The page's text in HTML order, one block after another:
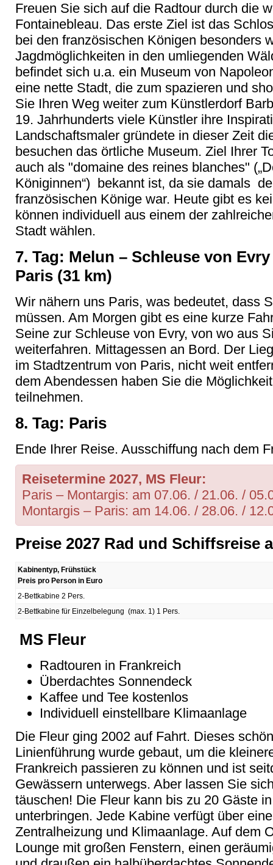
Freuen Sie sich auf die Radtour durch die
Fontainebleau. Das erste Ziel ist das
bei den französischen Königen besonders
Jagdmöglichkeiten in den umliegenden
befindet sich u.a. ein Museum von
eine nette Stadt, die zum spazieren und
Sie Ihren Weg weiter zum Künstlerdorf
19. Jahrhunderts viele Künstler ihre
Landschaftsmaler gründete in dieser Zeit
besuchen das örtliche Museum. Ziel Ihrer
auch als "domaine des reines blanches"
Königinnen“) bekannt ist, da sie damals
französischen Könige war. Heute gibt es
können individuell aus einem der
Stadt wählen.
7. Tag: Melun – Schleuse von
Paris (31 km)
Wir nähern uns Paris, was bedeutet, dass
müssen. Am Morgen gibt es eine kurze
Seine zur Schleuse von Evry, von wo aus
weiterfahren. Mittagessen an Bord. Der
im Stadtzentrum von Paris, nicht weit
dem Abendessen haben Sie die
teilnehmen.
8. Tag: Paris
Ende Ihrer Reise. Ausschiffung nach dem
Reisetermine 2027, MS Fleur:
Paris – Montargis: am 07.06. / 21.06. /
Montargis – Paris: am 14.06. / 28.06. /
Preise 2027 Rad und Schiffsreise
Kabinentyp, Frühstück
Preis pro Person in Euro
2-Bettkabine 2 Pers.
2-Bettkabine für Einzelbelegung (max. 1) 1 Pers.
MS Fleur
Radtouren in Frankreich
Überdachtes Sonnendeck
Kaffee und Tee kostenlos
Individuell einstellbare Klimaanlage
Die Fleur ging 2002 auf Fahrt. Dieses
Linienführung wurde gebaut, um die
Frankreich passieren zu können und ist
Gewässern unterwegs. Aber lassen Sie
täuschen! Die Fleur kann bis zu 20 Gäste
unterbringen. Jede Kabine verfügt über
Zentralheizung und Klimaanlage. Auf dem
Lounge mit großen Fenstern, einen